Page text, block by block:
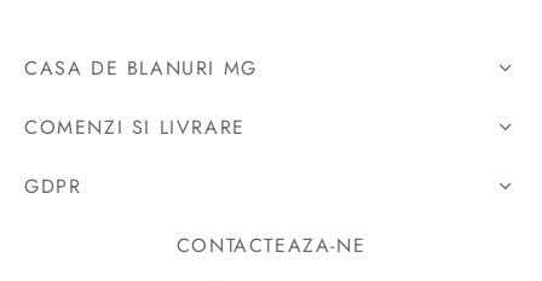
CASA DE BLANURI MG
COMENZI SI LIVRARE
GDPR
CONTACTEAZA-NE